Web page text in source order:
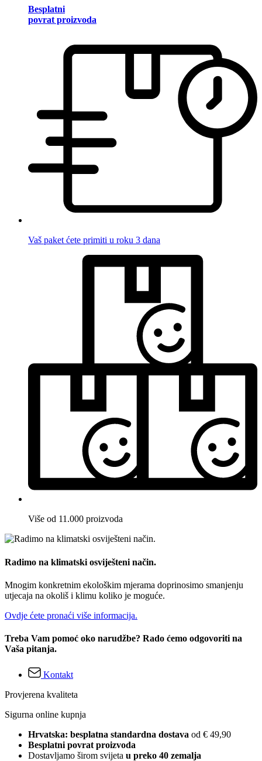
Besplatni
povrat proizvoda
Vaš paket ćete primiti u roku 3 dana
Više od 11.000 proizvoda
Radimo na klimatski osviješteni način.
Mnogim konkretnim ekološkim mjerama doprinosimo smanjenju
utjecaja na okoliš i klimu koliko je moguće.
Ovdje ćete pronaći više informacija.
Treba Vam pomoć oko narudžbe? Rado ćemo odgovoriti na
Vaša pitanja.
Kontakt
Provjerena kvaliteta
Sigurna online kupnja
Hrvatska: besplatna standardna dostava od € 49,90
Besplatni povrat proizvoda
Dostavljamo širom svijeta u preko 40 zemalja